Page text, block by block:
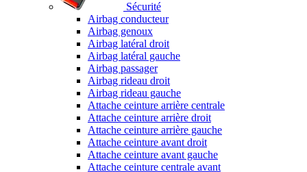
Sécurité
Airbag conducteur
Airbag genoux
Airbag latéral droit
Airbag latéral gauche
Airbag passager
Airbag rideau droit
Airbag rideau gauche
Attache ceinture arrière centrale
Attache ceinture arrière droit
Attache ceinture arrière gauche
Attache ceinture avant droit
Attache ceinture avant gauche
Attache ceinture centrale avant